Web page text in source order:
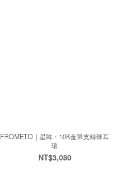
FROMETO｜星眸・10K金單支轉珠耳
環
NT$3,080